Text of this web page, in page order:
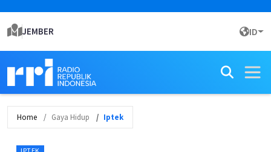
JEMBER ID
Home Gaya Hidup Iptek